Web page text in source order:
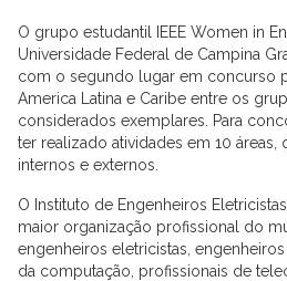
O grupo estudantil IEEE Women in
Universidade Federal de Campina
com o segundo lugar em concurso
America Latina e Caribe entre os
considerados exemplares. Para
ter realizado atividades em 10
internos e externos.
O Instituto de Engenheiros
maior organização profissional do
engenheiros eletricistas,
da computação, profissionais de